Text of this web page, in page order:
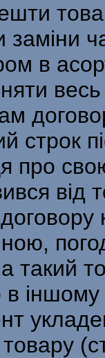
в
строк
про
від
такий
іншому